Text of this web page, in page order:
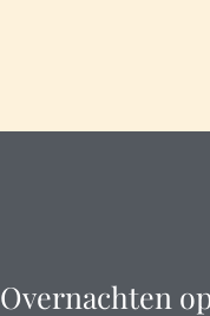
Overnachten